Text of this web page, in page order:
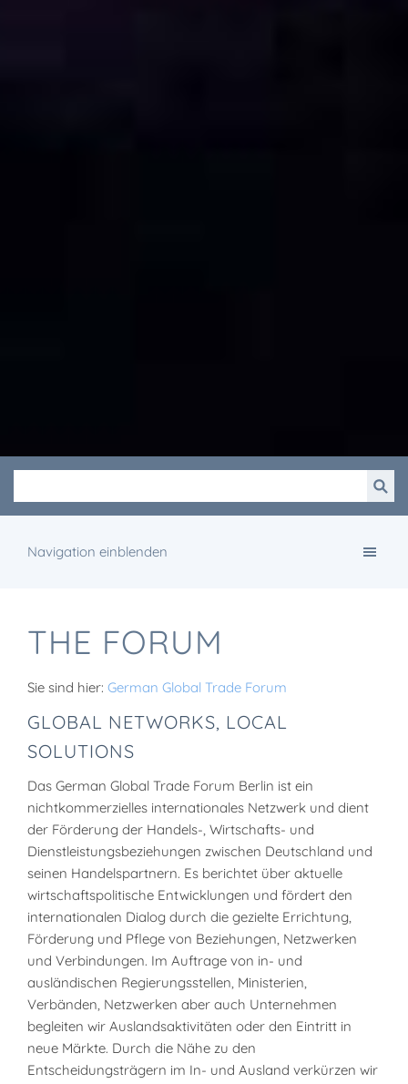
Navigation einblenden
THE FORUM
Sie sind hier: German Global Trade Forum
GLOBAL NETWORKS, LOCAL
SOLUTIONS
Das German Global Trade Forum Berlin ist ein
nichtkommerzielles internationales Netzwerk und dient
der Förderung der Handels-, Wirtschafts- und
Dienstleistungsbeziehungen zwischen Deutschland und
seinen Handelspartnern. Es berichtet über aktuelle
wirtschaftspolitische Entwicklungen und fördert den
internationalen Dialog durch die gezielte Errichtung,
Förderung und Pflege von Beziehungen, Netzwerken
und Verbindungen. Im Auftrage von in- und
ausländischen Regierungsstellen, Ministerien,
Verbänden, Netzwerken aber auch Unternehmen
begleiten wir Auslandsaktivitäten oder den Eintritt in
neue Märkte. Durch die Nähe zu den
Entscheidungsträgern im In- und Ausland verkürzen wir